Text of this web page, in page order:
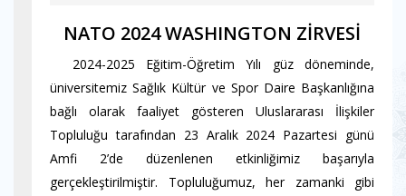
NATO 2024 WASHINGTON ZİRVESİ
2024-2025 Eğitim-Öğretim Yılı güz döneminde,
üniversitemiz Sağlık Kültür ve Spor Daire Başkanlığına
bağlı olarak faaliyet gösteren Uluslararası İlişkiler
Topluluğu tarafından 23 Aralık 2024 Pazartesi günü
Amfi 2’de düzenlenen etkinliğimiz başarıyla
gerçekleştirilmiştir. Topluluğumuz, her zamanki gibi